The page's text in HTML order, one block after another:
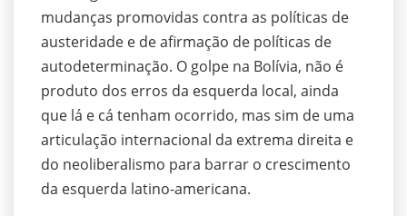
mudanças promovidas contra as políticas de
austeridade e de afirmação de políticas de
autodeterminação. O golpe na Bolívia, não é
produto dos erros da esquerda local, ainda
que lá e cá tenham ocorrido, mas sim de uma
articulação internacional da extrema direita e
do neoliberalismo para barrar o crescimento
da esquerda latino-americana.